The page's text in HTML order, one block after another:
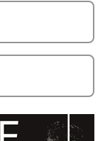
kunt
Utrecht, of
Loo. De